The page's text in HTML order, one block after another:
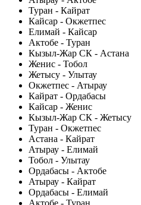
Туран - Кайрат
Кайсар - Окжетпес
Елимай - Кайсар
Актобе - Туран
Кызыл-Жар СК - Астана
Женис - Тобол
Жетысу - Улытау
Окжетпес - Атырау
Кайрат - Ордабасы
Кайсар - Женис
Кызыл-Жар СК - Жетысу
Туран - Окжетпес
Астана - Кайрат
Атырау - Елимай
Тобол - Улытау
Ордабасы - Актобе
Атырау - Кайрат
Ордабасы - Елимай